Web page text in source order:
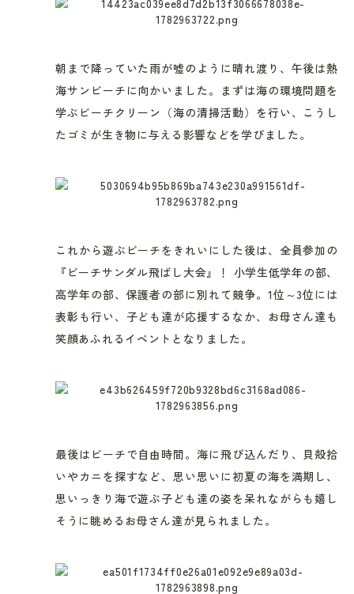
朝まで降っていた雨が嘘のように晴れ渡り、午後は熱
海サンビーチに向かいました。まずは海の環境問題を
学ぶビーチクリーン（海の清掃活動）を行い、こうし
たゴミが生き物に与える影響などを学びました。
これから遊ぶビーチをきれいにした後は、全員参加の
『ビーチサンダル飛ばし大会』！ 小学生低学年の部、
高学年の部、保護者の部に別れて競争。1位～3位には
表彰も行い、子ども達が応援するなか、お母さん達も
笑顔あふれるイベントとなりました。
最後はビーチで自由時間。海に飛び込んだり、貝殻拾
いやカニを探すなど、思い思いに初夏の海を満期し、
思いっきり海で遊ぶ子ども達の姿を呆れながらも嬉し
そうに眺めるお母さん達が見られました。